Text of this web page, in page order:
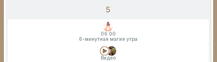
5
06:00
6-минутная магия утра
Видео